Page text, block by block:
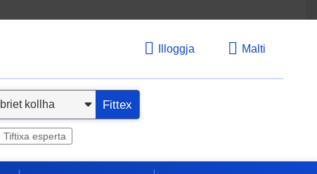
Illoggja Malti
Fittex
Tiftixa esperta